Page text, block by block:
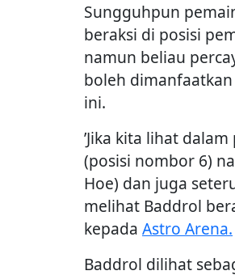
Sungguhpun
beraksi di posisi
namun beliau
boleh
ini.
’Jika kita lihat
(posisi nombor 6)
Hoe) dan juga
melihat Baddrol
kepada Astro Arena.
Baddrol dilihat